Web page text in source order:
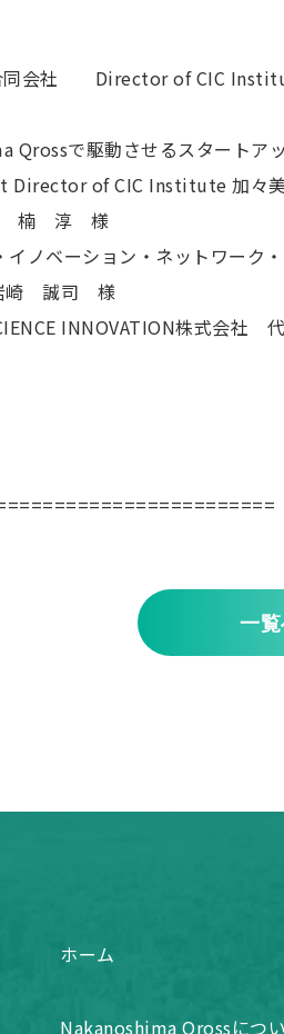
合同会社 Director of CIC
で駆動させるスタートア
Director of CIC Institute 加
楠 淳 様
・イノベーション・ネットワ
崎 誠司 様
INNOVATION株式会
一
ホーム
Nakanoshima Qrossにつ